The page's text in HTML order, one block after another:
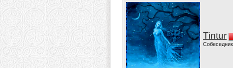
Tintur
Собеседник